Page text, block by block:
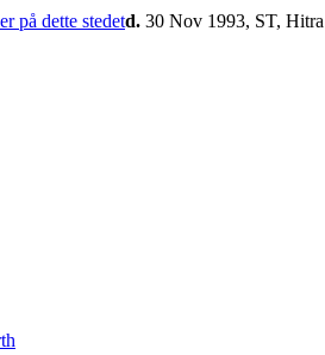
d. 30 Nov 1993, ST, Hitra